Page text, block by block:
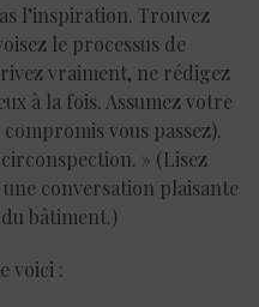
l’inspiration. Trouvez
le processus de
vraiment, ne rédigez
à la fois. Assumez votre
vous passez).
» (Lisez
conversation plaisante
bâtiment.)
voici :